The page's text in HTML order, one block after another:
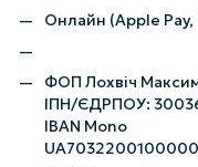
Онлайн (Apple Pay,
ФОП Лохвіч
ІПН/ЄДРПОУ:
IBAN Mono